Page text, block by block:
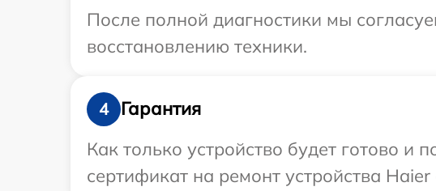
После полной диагностики мы
восстановлению техники.
4
Гарантия
Как только устройство будет готово
сертификат на ремонт устройства